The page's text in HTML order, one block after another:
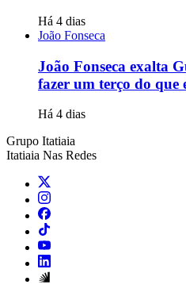
Há 4 dias
João Fonseca
João Fonseca exalta
fazer um terço do que
Há 4 dias
Grupo Itatiaia
Itatiaia Nas Redes